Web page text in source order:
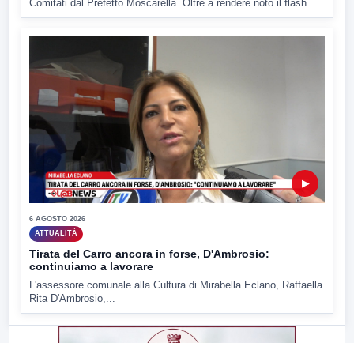
Comitati dal Prefetto Moscarella. Oltre a rendere noto il flash...
▶
6 AGOSTO 2026
ATTUALITÀ
Tirata del Carro ancora in forse, D'Ambrosio:
continuiamo a lavorare
L'assessore comunale alla Cultura di Mirabella Eclano, Raffaella
Rita D'Ambrosio,...